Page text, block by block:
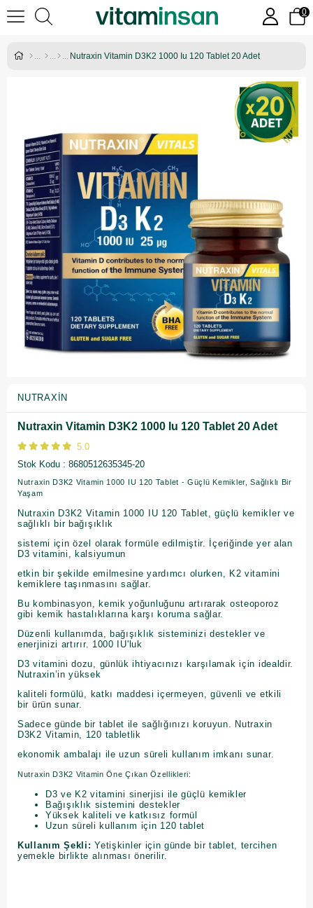
0
Nutraxin Vitamin D3K2 1000 Iu 120 Tablet 20 Adet
NUTRAXIN
Nutraxin Vitamin D3K2 1000 Iu 120 Tablet 20 Adet
5.0
Stok Kodu
8680512635345-20
Nutraxin D3K2 Vitamin 1000 IU 120 Tablet - Güçlü Kemikler, Sağlıklı Bir
Yaşam
Nutraxin D3K2 Vitamin 1000 IU 120 Tablet, güçlü kemikler ve
sağlıklı bir bağışıklık
sistemi için özel olarak formüle edilmiştir. İçeriğinde yer alan
D3 vitamini, kalsiyumun
etkin bir şekilde emilmesine yardımcı olurken, K2 vitamini
kemiklere taşınmasını sağlar.
Bu kombinasyon, kemik yoğunluğunu artırarak osteoporoz
gibi kemik hastalıklarına karşı koruma sağlar.
Düzenli kullanımda, bağışıklık sisteminizi destekler ve
enerjinizi artırır. 1000 IU'luk
D3 vitamini dozu, günlük ihtiyacınızı karşılamak için idealdir.
Nutraxin’in yüksek
kaliteli formülü, katkı maddesi içermeyen, güvenli ve etkili
bir ürün sunar.
Sadece günde bir tablet ile sağlığınızı koruyun. Nutraxin
D3K2 Vitamin, 120 tabletlik
ekonomik ambalajı ile uzun süreli kullanım imkanı sunar.
Nutraxin D3K2 Vitamin Öne Çıkan Özellikleri:
D3 ve K2 vitamini sinerjisi ile güçlü kemikler
Bağışıklık sistemini destekler
Yüksek kaliteli ve katkısız formül
Uzun süreli kullanım için 120 tablet
Kullanım Şekli: Yetişkinler için günde bir tablet, tercihen
yemekle birlikte alınması önerilir.